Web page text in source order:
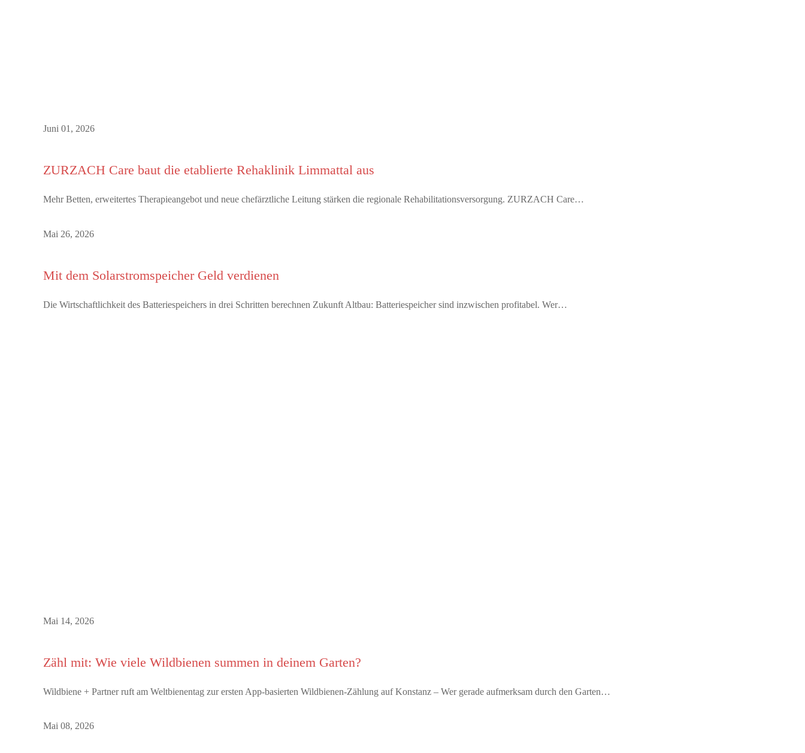
Juni 01, 2026
ZURZACH Care baut die etablierte Rehaklinik Limmattal aus
Mehr Betten, erweitertes Therapieangebot und neue chefärztliche Leitung stärken die regionale Rehabilitationsversorgung. ZURZACH Care…
Mai 26, 2026
Mit dem Solarstromspeicher Geld verdienen
Die Wirtschaftlichkeit des Batteriespeichers in drei Schritten berechnen Zukunft Altbau: Batteriespeicher sind inzwischen profitabel. Wer…
Mai 14, 2026
Zähl mit: Wie viele Wildbienen summen in deinem Garten?
Wildbiene + Partner ruft am Weltbienentag zur ersten App-basierten Wildbienen-Zählung auf Konstanz – Wer gerade aufmerksam durch den Garten…
Mai 08, 2026